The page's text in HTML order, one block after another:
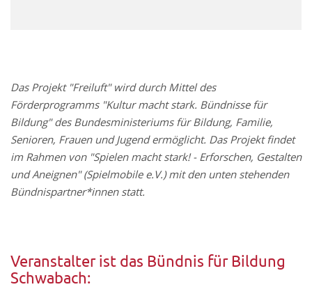
Das Projekt "Freiluft" wird durch Mittel des
Förderprogramms "Kultur macht stark. Bündnisse für
Bildung" des Bundesministeriums für Bildung, Familie,
Senioren, Frauen und Jugend ermöglicht. Das Projekt findet
im Rahmen von "Spielen macht stark! - Erforschen, Gestalten
und Aneignen" (Spielmobile e.V.) mit den unten stehenden
Bündnispartner*innen statt.
Veranstalter ist das Bündnis für Bildung
Schwabach: